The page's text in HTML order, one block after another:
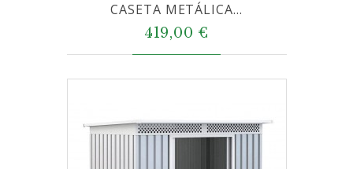
CASETA METÁLICA...
419,00 €